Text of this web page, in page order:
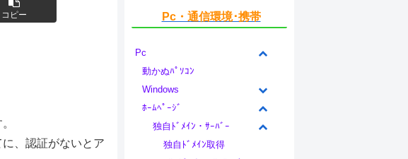
コピー
、認証がないとア
Pc・通信環境･携帯
Pc
動かぬﾊﾟｿｺﾝ
Windows
ﾎｰﾑﾍﾟｰｼﾞ
独自ﾄﾞﾒｲﾝ・ｻｰﾊﾞｰ
独自ﾄﾞﾒｲﾝ取得